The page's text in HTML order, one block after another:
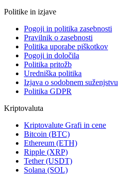
Politike in izjave
Pogoji in politika zasebnosti
Pravilnik o zasebnosti
Politika uporabe piškotkov
Pogoji in določila
Politika pritožb
Uredniška politika
Izjava o sodobnem suženjstvu
Politika GDPR
Kriptovaluta
Kriptovalute Grafi in cene
Bitcoin (BTC)
Ethereum (ETH)
Ripple (XRP)
Tether (USDT)
Solana (SOL)